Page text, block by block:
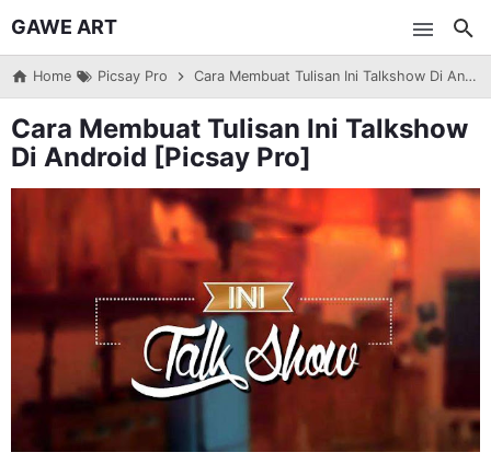
GAWE ART
Home Picsay Pro Cara Membuat Tulisan Ini Talkshow Di Android [Picsay Pro]
Cara Membuat Tulisan Ini Talkshow
Di Android [Picsay Pro]